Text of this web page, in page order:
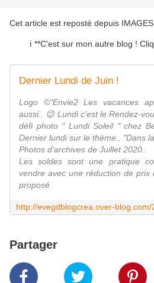
Cet article est reposté depuis
ℹ️ **C'est sur mon autre blog !
Dernier Lundi de Juin !
Logo ©"Envie2 Les vacances
aussi.. 😉 Lundi c'est le Rendez-
défi photo " Lundi Soleil " chez
Dernier lundi sur le thème.. "Dans
Photos d'archives de Juillet 2020..
Les soldes sont une pratique
vendre avec une réduction de prix
proposé
Partager